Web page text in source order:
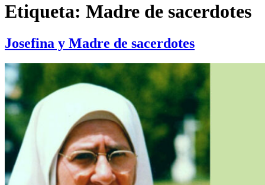
Etiqueta: Madre de sacerdotes
Josefina y Madre de sacerdotes